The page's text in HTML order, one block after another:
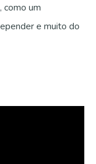
como um
e muito do